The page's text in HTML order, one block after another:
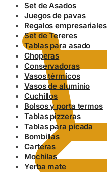
0.00 $
Set de Asados
Juegos de pavas
Regalos empresariales
Set de Tereres
Tablas para asado
Choperas
Conservadoras
Vasos térmicos
Vasos de aluminio
Cuchillos
Bolsos y porta termos
Tablas pizzeras
Tablas para picada
Bombillas
Carteras
Mochilas
Yerba mate